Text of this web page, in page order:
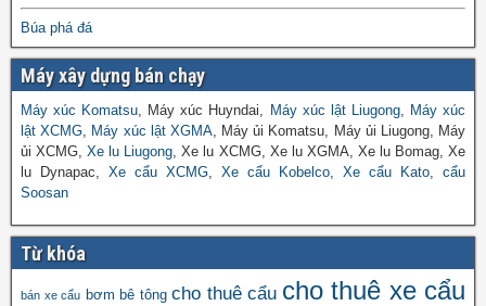
Búa phá đá
Máy xây dựng bán chạy
Máy xúc Komatsu , Máy xúc Huyndai, Máy xúc lật Liugong, Máy xúc
lật XCMG Máy xúc lật XGMA, Máy ủi Komatsu, Máy ủi Liugong, Máy
ủi XCMG,Xe lu Liugong , Xe lu XCMG, Xe lu XGMA, Xe lu Bomag, Xe
lu Dynapac, Xe cẩu XCMG Xe cẩu Kobelco Xe cẩu Kato
cẩu
Soosan
Từ khóa
bán xe cẩu bơm bê tông cho thuê cẩu cho thuê xe cẩu